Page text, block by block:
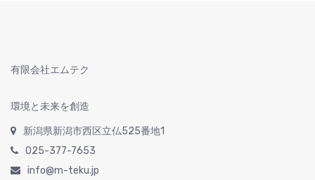
有限会社エムテク
環境と未来を創造
新潟県新潟市西区立仏525番地1
025-377-7653
info@m-teku.jp